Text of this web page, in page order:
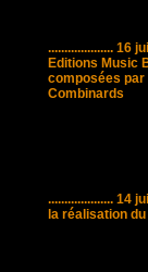
.................... 16
Editions Music
composées par
Combinards
.................... 14
la réalisation